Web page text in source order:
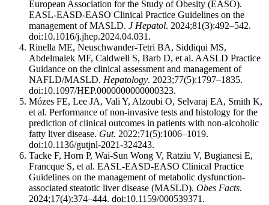
European Association for the Study of Obesity (EASO).
EASL-EASD-EASO Clinical Practice Guidelines on the
management of MASLD. J Hepatol. 2024;81(3):492–542.
doi:10.1016/j.jhep.2024.04.031.
Rinella ME, Neuschwander-Tetri BA, Siddiqui MS,
Abdelmalek MF, Caldwell S, Barb D, et al. AASLD Practice
Guidance on the clinical assessment and management of
NAFLD/MASLD. Hepatology. 2023;77(5):1797–1835.
doi:10.1097/HEP.0000000000000323.
Mózes FE, Lee JA, Vali Y, Alzoubi O, Selvaraj EA, Smith K,
et al. Performance of non-invasive tests and histology for the
prediction of clinical outcomes in patients with non-alcoholic
fatty liver disease. Gut. 2022;71(5):1006–1019.
doi:10.1136/gutjnl-2021-324243.
Tacke F, Horn P, Wai-Sun Wong V, Ratziu V, Bugianesi E,
Francque S, et al. EASL-EASD-EASO Clinical Practice
Guidelines on the management of metabolic dysfunction-
associated steatotic liver disease (MASLD). Obes Facts.
2024;17(4):374–444. doi:10.1159/000539371.